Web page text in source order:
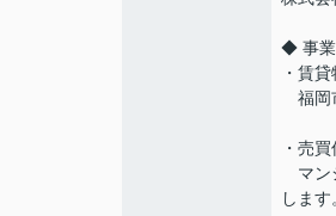
◆ 事業
・賃
福岡
・売
マン
します